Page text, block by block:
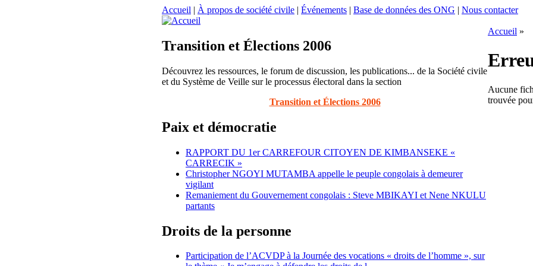
Accueil | À propos de société civile | Événements | Base de données des ONG | Nous contacter
Transition et Élections 2006
Découvrez les ressources, le forum de discussion, les publications... de la Société civile
et du Système de Veille sur le processus électoral dans la section
Transition et Élections 2006
Paix et démocratie
RAPPORT DU 1er CARREFOUR CITOYEN DE KIMBANSEKE «
CARRECIK »
Christopher NGOYI MUTAMBA appelle le peuple congolais à demeurer
vigilant
Remaniement du Gouvernement congolais : Steve MBIKAYI et Nene NKULU
partants
Droits de la personne
Participation de l’ACVDP à la Journée des vocations « droits de l’homme », sur
Accueil »
Aucune
trouvée